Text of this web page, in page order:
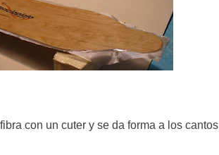
con un cuter y se da forma a los cantos